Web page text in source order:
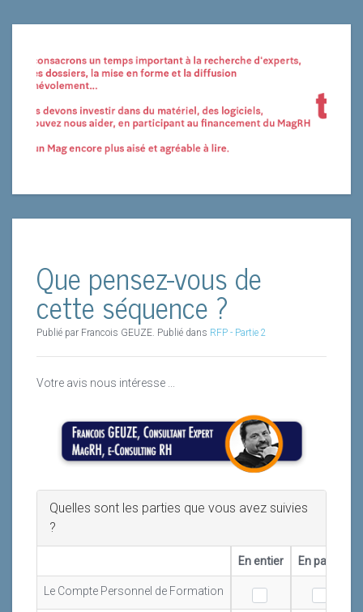
Que pensez-vous de
cette séquence ?
Publié par Francois GEUZE. Publié dans RFP - Partie 2
Votre avis nous intéresse ...
Quelles sont les parties que vous avez suivies
?
En entier En partie
Le Compte Personnel de Formation